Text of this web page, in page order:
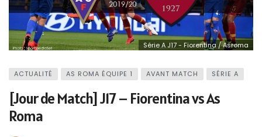
Série A J17 - Fiorentina / Asroma
ACTUALITÉ AS ROMA ÉQUIPE 1 AVANT MATCH SÉRIE A
[Jour de Match] J17 – Fiorentina vs As
Roma